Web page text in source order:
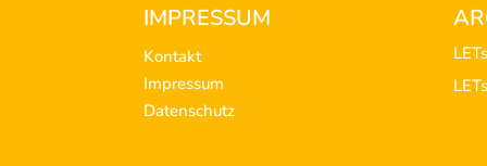
IMPRESSUM
Kontakt
Impressum
Datenschutz